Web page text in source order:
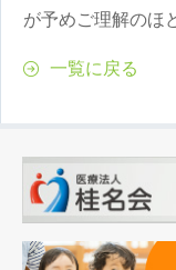
が予めご理解のほ
一覧に戻る